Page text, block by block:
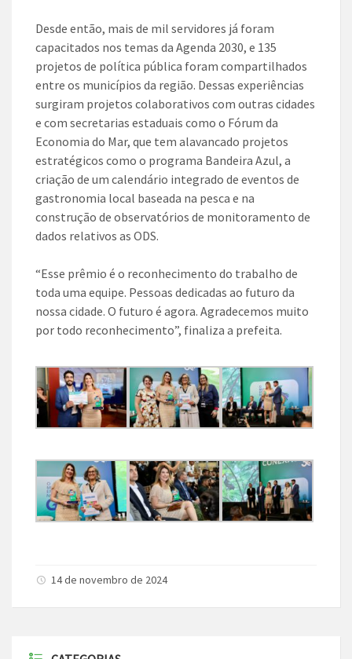
Desde então, mais de mil servidores já foram
capacitados nos temas da Agenda 2030, e 135
projetos de política pública foram compartilhados
entre os municípios da região. Dessas experiências
surgiram projetos colaborativos com outras cidades
e com secretarias estaduais como o Fórum da
Economia do Mar, que tem alavancado projetos
estratégicos como o programa Bandeira Azul, a
criação de um calendário integrado de eventos de
gastronomia local baseada na pesca e na
construção de observatórios de monitoramento de
dados relativos as ODS.
“Esse prêmio é o reconhecimento do trabalho de
toda uma equipe. Pessoas dedicadas ao futuro da
nossa cidade. O futuro é agora. Agradecemos muito
por todo reconhecimento”, finaliza a prefeita.
14 de novembro de 2024